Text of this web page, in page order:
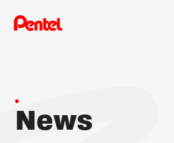
商品を探す
News